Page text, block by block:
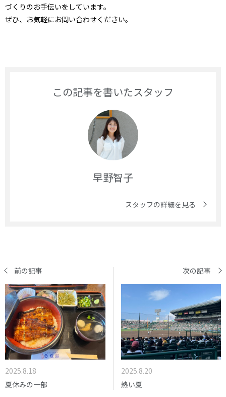
づくりのお手伝いをしています。
ぜひ、お気軽にお問い合わせください。
この記事を書いたスタッフ
早野智子
スタッフの詳細を見る
前の記事
2025.8.18
夏休みの一部
次の記事
2025.8.20
熱い夏